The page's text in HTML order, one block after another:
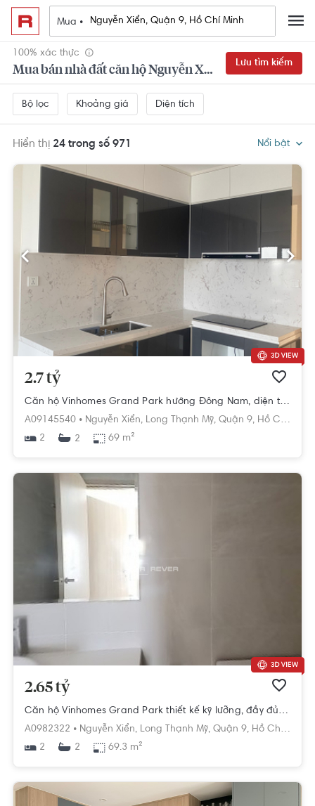
Mua •
100% xác thực
Mua bán nhà đất căn hộ Nguyễn Xiển, Quận 9, Hồ Chí Minh
Lưu tìm kiếm
Bộ lọc Khoảng giá Diện tích
Hiển thị 24 trong số 971 Nổi bật
2.7 tỷ
Căn hộ Vinhomes Grand Park hướng Đông Nam, diện tích 69m²
A09145540 • Nguyễn Xiển, Long Thạnh Mỹ, Quận 9, Hồ Chí Minh
2
2 69 m²
2.65 tỷ
Căn hộ Vinhomes Grand Park thiết kế kỹ lưỡng, đầy đủ tiện ích.
A0982322 • Nguyễn Xiển, Long Thạnh Mỹ, Quận 9, Hồ Chí Minh
2
2 69.3 m²